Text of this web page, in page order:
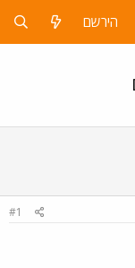
הירשם
#1